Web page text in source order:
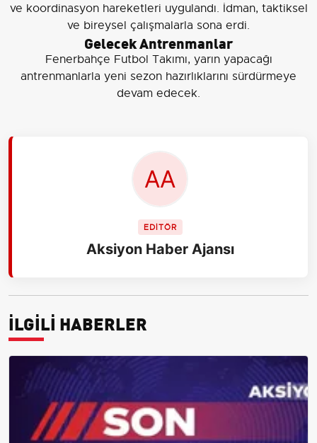
ve koordinasyon hareketleri uygulandı. İdman, taktiksel
ve bireysel çalışmalarla sona erdi.
Gelecek Antrenmanlar
Fenerbahçe Futbol Takımı, yarın yapacağı
antrenmanlarla yeni sezon hazırlıklarını sürdürmeye
devam edecek.
EDİTÖR
Aksiyon Haber Ajansı
İLGİLİ HABERLER